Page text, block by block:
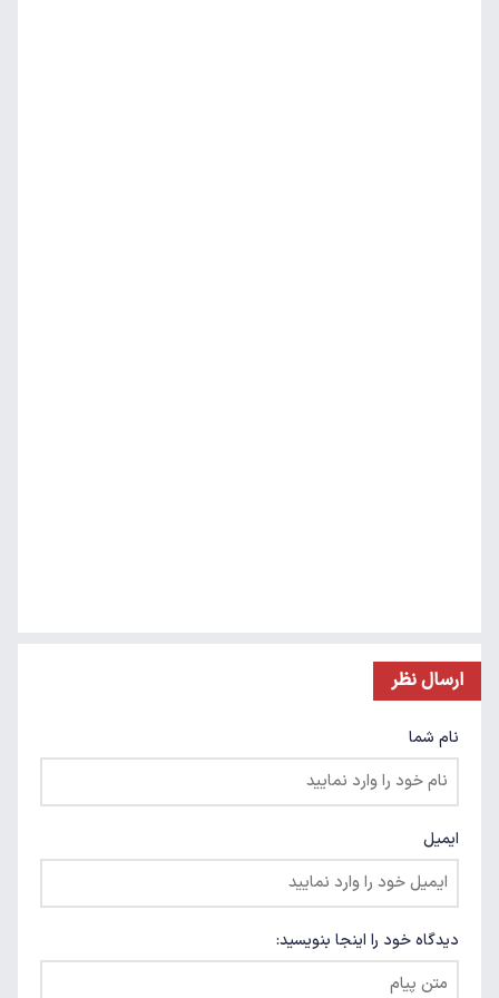
ارسال نظر
نام شما
ایمیل
دیدگاه خود را اینجا بنویسید: